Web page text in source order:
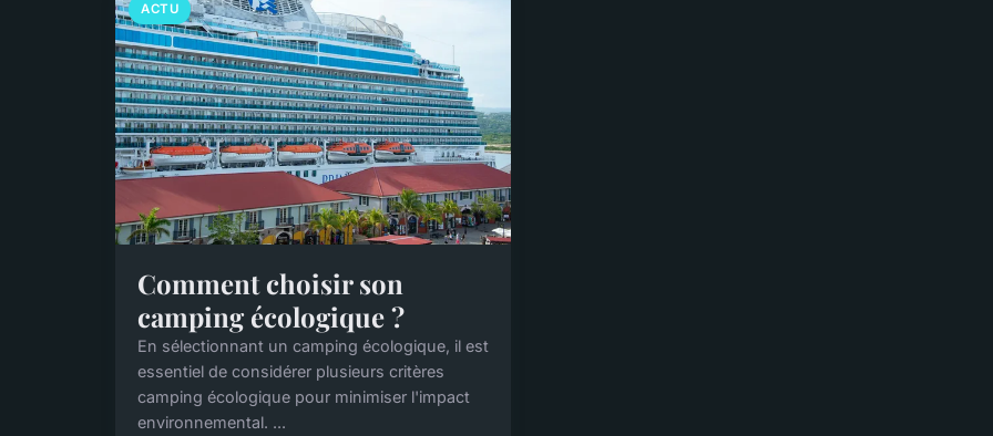
ACTU
Comment choisir son
camping écologique ?
En sélectionnant un camping écologique, il est
essentiel de considérer plusieurs critères
camping écologique pour minimiser l'impact
environnemental. ...